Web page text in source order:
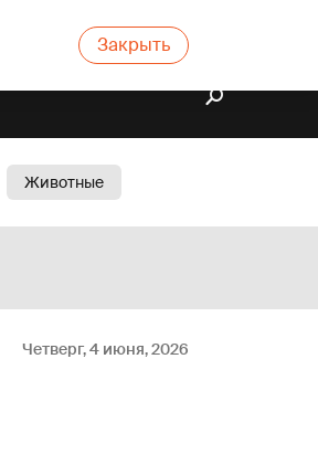
Закрыть
Животные
Четверг, 4 июня, 2026